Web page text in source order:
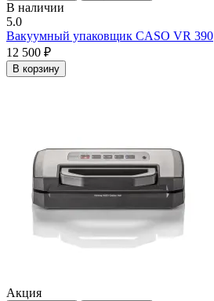
В наличии
5.0
Вакуумный упаковщик CASO VR 390
12 500 ₽
В корзину
Акция